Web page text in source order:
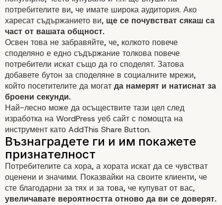
потребителите ви, че имате широка аудитория. Ако
харесат съдържанието ви, ще се почувстват сякаш са
част от вашата общност.
Освен това не забравяйте, че, колкото повече
споделяно е едно съдържание толкова повече
потребители искат също да го споделят. Затова
добавете бутон за споделяне в социалните мрежи,
който посетителите да могат да намерят и натиснат за
броени секунди.
Най-лесно може да осъществите тази цел след
изработка на WordPress уеб сайт с помощта на
инструмент като AddThis Share Button.
Потребителите са хора, а хората искат да се чувстват
оценени и значими. Показвайки на своите клиенти, че
сте благодарни за тях и за това, че купуват от вас,
увеличавате вероятността отново да ви се доверят.